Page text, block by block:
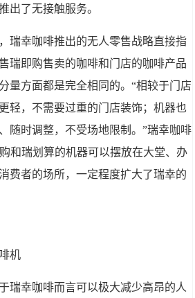
出了无接触服务。
瑞幸咖啡推出的无人零售战略直接指
瑞即购售卖的咖啡和门店的咖啡产品
量方面都是完全相同的。“相较于门店
轻，不需要过重的门店装饰；机器也
随时调整，不受场地限制。”瑞幸咖啡
和瑞划算的机器可以摆放在大堂、办
费者的场所，一定程度扩大了瑞幸的
机
瑞幸咖啡而言可以极大减少高昂的人